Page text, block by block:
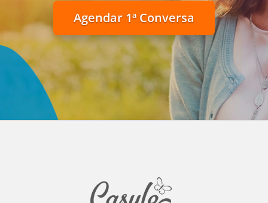
Agendar 1ª Conversa